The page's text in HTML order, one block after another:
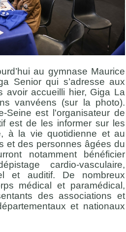
au gymnase Maurice
Senior qui s’adresse aux
avoir accueilli hier, Giga La
vanvéens (sur la photo).
Seine est l'organisateur de
est de les informer sur les
à la vie quotidienne et au
et des personnes âgées du
notamment bénéficier
cardio-vasculaire,
et auditif. De nombreux
médical et paramédical,
des associations et
et nationaux